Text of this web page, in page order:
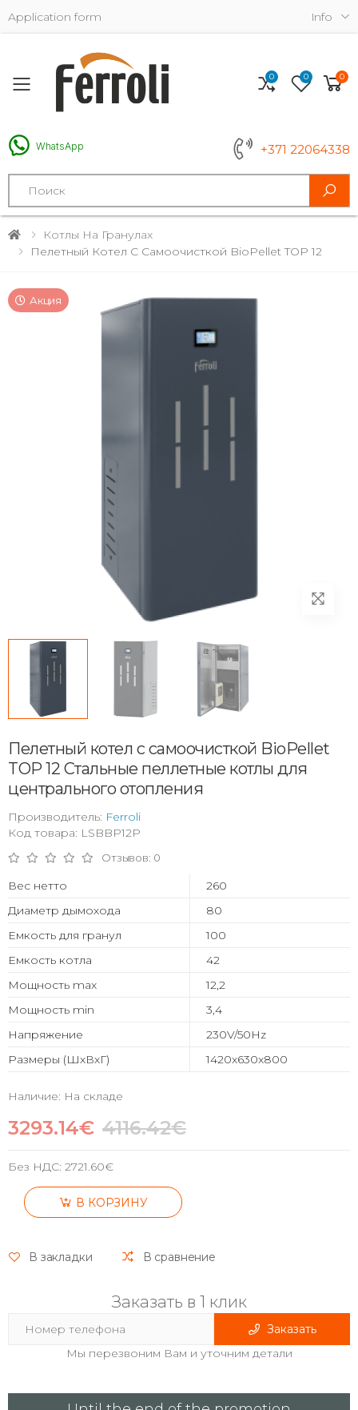
Application form Info
Toggle mobile menu
WhatsApp +371 22064338
Search
0 0 0
Котлы На Гранулах
Пелетный Котел С Самоочисткой BioPellet TOP 12
Акция
Пелетный котел с самоочисткой BioPellet
TOP 12 Стальные пеллетные котлы для
центрального отопления
Производитель: Ferroli
Код товара: LSBBP12P
Отзывов: 0
Вес нетто
260
Диаметр дымохода
80
Емкость для гранул
100
Емкость котла
42
Мощность max
12,2
Мощность min
3,4
Напряжение
230V/50Hz
Размеры (ШхВхГ)
1420x630x800
Наличие: На складе
3293.14€ 4116.42€
Без НДС: 2721.60€
В КОРЗИНУ
В закладки В сравнение
Заказать в 1 клик
Заказать
Мы перезвоним Вам и уточним детали